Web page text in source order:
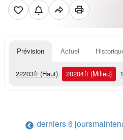
Prévision Actuel
22203ft (Haut) 20204ft (Milieu)
derniers 6 jours